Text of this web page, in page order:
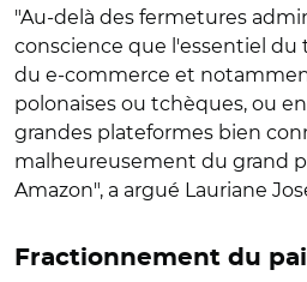
"Au-delà des fermetures
conscience que l'essentiel du
du e-commerce et
polonaises ou tchèques, ou
grandes plateformes bien
malheureusement du grand
Amazon", a argué Lauriane
Fractionnement du